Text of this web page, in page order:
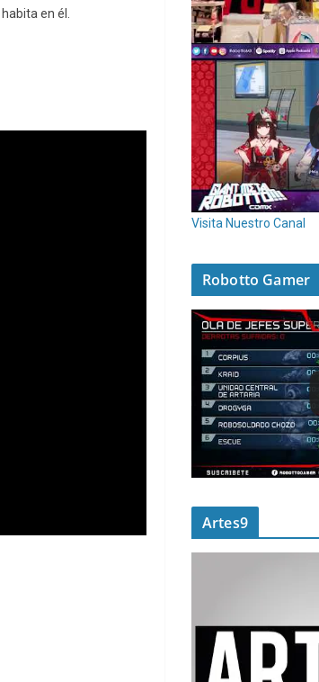
en él.
Visita Nuestro Canal
Robotto Gamer
Artes9